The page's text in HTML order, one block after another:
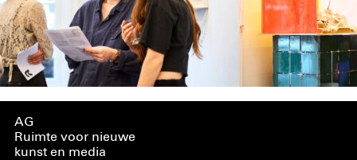
AG
Ruimte voor nieuwe
kunst en media